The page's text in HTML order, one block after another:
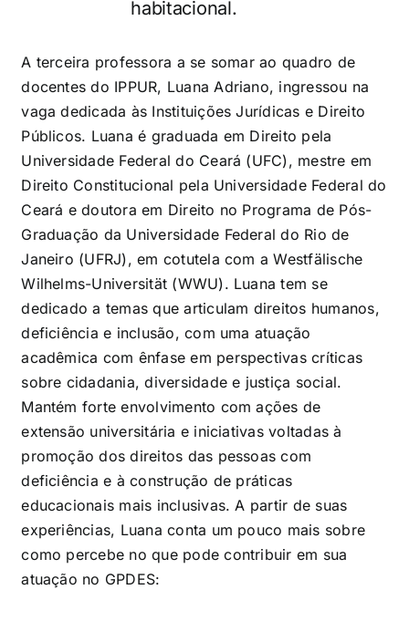
habitacional.
A terceira professora a se somar ao quadro de
docentes do IPPUR, Luana Adriano, ingressou na
vaga dedicada às Instituições Jurídicas e Direito
Públicos. Luana é graduada em Direito pela
Universidade Federal do Ceará (UFC), mestre em
Direito Constitucional pela Universidade Federal do
Ceará e doutora em Direito no Programa de Pós-
Graduação da Universidade Federal do Rio de
Janeiro (UFRJ), em cotutela com a Westfälische
Wilhelms-Universität (WWU). Luana tem se
dedicado a temas que articulam direitos humanos,
deficiência e inclusão, com uma atuação
acadêmica com ênfase em perspectivas críticas
sobre cidadania, diversidade e justiça social.
Mantém forte envolvimento com ações de
extensão universitária e iniciativas voltadas à
promoção dos direitos das pessoas com
deficiência e à construção de práticas
educacionais mais inclusivas. A partir de suas
experiências, Luana conta um pouco mais sobre
como percebe no que pode contribuir em sua
atuação no GPDES: